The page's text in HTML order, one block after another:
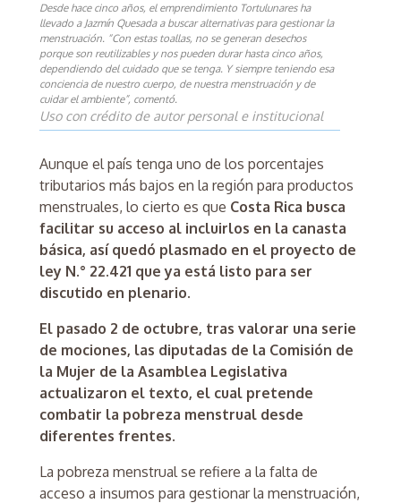
Desde hace cinco años, el emprendimiento Tortulunares ha
llevado a Jazmín Quesada a buscar alternativas para gestionar la
menstruación. “Con estas toallas, no se generan desechos
porque son reutilizables y nos pueden durar hasta cinco años,
dependiendo del cuidado que se tenga. Y siempre teniendo esa
conciencia de nuestro cuerpo, de nuestra menstruación y de
cuidar el ambiente”, comentó.
Uso con crédito de autor personal e institucional
Aunque el país tenga uno de los porcentajes
tributarios más bajos en la región para productos
menstruales, lo cierto es que Costa Rica busca
facilitar su acceso al incluirlos en la canasta
básica, así quedó plasmado en el proyecto de
ley N.° 22.421 que ya está listo para ser
discutido en plenario.
El pasado 2 de octubre, tras valorar una serie
de mociones, las diputadas de la Comisión de
la Mujer de la Asamblea Legislativa
actualizaron el texto, el cual pretende
combatir la pobreza menstrual desde
diferentes frentes.
La pobreza menstrual se refiere a la falta de
acceso a insumos para gestionar la menstruación,